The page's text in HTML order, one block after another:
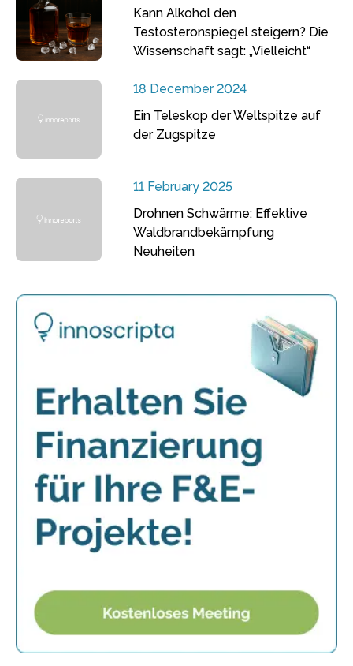
Kann Alkohol den
Testosteronspiegel steigern? Die
Wissenschaft sagt: „Vielleicht“
18 December 2024
Ein Teleskop der Weltspitze auf
der Zugspitze
11 February 2025
Drohnen Schwärme: Effektive
Waldbrandbekämpfung
Neuheiten